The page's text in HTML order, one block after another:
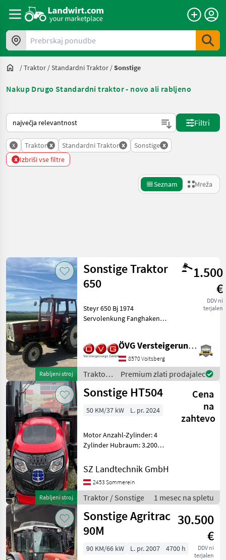
Prebrskaj ponudbe
/Traktor /Standardni Traktor /Sonstige
Nakup Drugo Standardni traktor - novo ali rabljeno
Tako je razvrščeno na Landwirt.com
Filtri
x Traktor x Standardni Traktor x Sonstige x
x Izbriši vse filtre
Seznam Mreža
Kategorija 4 Država Filtri
TRENUTNA
POT
Kmetijska
tehnika
Traktor
Standardni
Traktor
Sonstige
IZBERITE
KATEGORIJO
Sonstige
John Deere
Fendt
New Holland
Steyr
Claas
Ponastavi
Prikaži
101
rezultatov
Rabljeni stroj
Sonstige Traktor
650
1.500
€
DDV ni
terjalen
Steyr 650 Bj 1974
Servolenkung Fanghaken
Steuergerät 1 Druckloser
Rücklauf Zapfwelle
540/1000 Reifen hinten neu
Arbei
ÖVG Versteigerungen
8570 Voitsberg
Traktor /
Sonstige
Premium zlati prodajalec
Rabljeni stroj
Sonstige HT504
Cena
na
zahtevo
50 KM/37 kW L. pr. 2024
Motor Anzahl-Zylinder: 4
Zylinder Hubraum: 3.200
Getriebe Art: Schaltgetriebe
Shuttle: mechanisch
Schaltgetriebe: Gänge
vorwärts und Rüc
SZ Landtechnik GmbH
2453 Sommerein
Traktor / Sonstige 1 mesec na spletu
Sonstige Agritrac
90M
30.500
€
DDV ni
terjalen
90 KM/66 kW L. pr. 2007
4700 h